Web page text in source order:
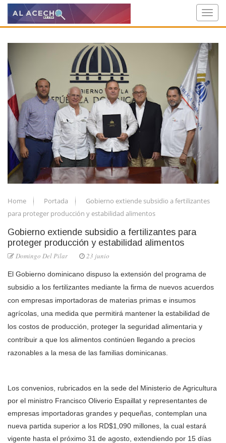
Home Portada
Gobierno extiende subsidio a fertilizantes
para proteger producción y estabilidad alimentos
Gobierno extiende subsidio a fertilizantes para
proteger producción y estabilidad alimentos
Domingo Del Pilar 23 junio
El Gobierno dominicano dispuso la extensión del programa de
subsidio a los fertilizantes mediante la firma de nuevos acuerdos
con empresas importadoras de materias primas e insumos
agrícolas, una medida que permitirá mantener la estabilidad de
los costos de producción, proteger la seguridad alimentaria y
contribuir a que los alimentos continúen llegando a precios
razonables a la mesa de las familias dominicanas.
Los convenios, rubricados en la sede del Ministerio de Agricultura
por el ministro Francisco Oliverio Espaillat y representantes de
empresas importadoras grandes y pequeñas, contemplan una
nueva partida superior a los RD$1,090 millones, la cual estará
vigente hasta el próximo 31 de agosto, extendiendo por 15 días